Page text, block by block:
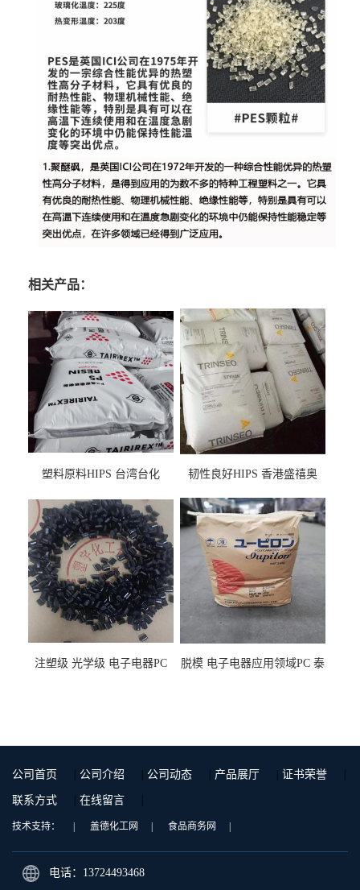
相关产品：
塑料原料HIPS 台湾台化
用料
韧性良好HIPS 香港盛禧奥
注塑级 光学级 电子电器PC
脱模 电子电器应用领域PC 泰
公司首页 公司介绍 公司动态 产品展厅 证书荣誉
联系方式 在线留言
技术支持： 盖德化工网 食品商务网
电话：13724493468